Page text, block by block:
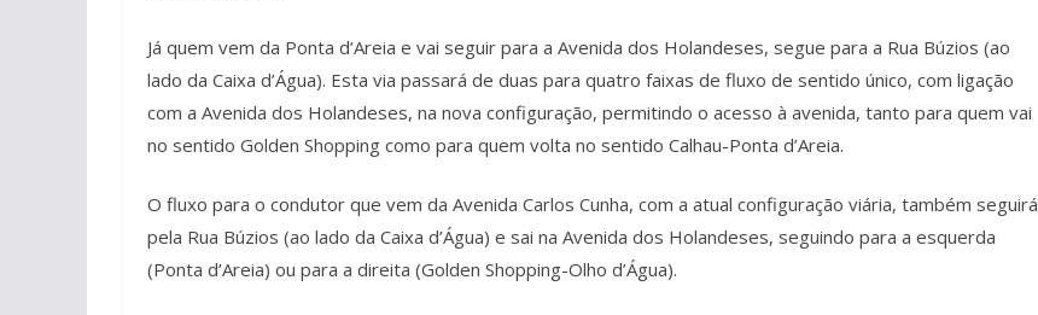
Já quem vem da Ponta d’Areia e vai seguir para a Avenida dos Holandeses, segue para a Rua Búzios (ao
lado da Caixa d’Água). Esta via passará de duas para quatro faixas de fluxo de sentido único, com ligação
com a Avenida dos Holandeses, na nova configuração, permitindo o acesso à avenida, tanto para quem vai
no sentido Golden Shopping como para quem volta no sentido Calhau-Ponta d’Areia.
O fluxo para o condutor que vem da Avenida Carlos Cunha, com a atual configuração viária, também seguirá
pela Rua Búzios (ao lado da Caixa d’Água) e sai na Avenida dos Holandeses, seguindo para a esquerda
(Ponta d’Areia) ou para a direita (Golden Shopping-Olho d’Água).